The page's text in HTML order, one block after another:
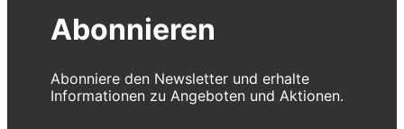
Abonnieren
Abonniere den Newsletter und erhalte
Informationen zu Angeboten und Aktionen.